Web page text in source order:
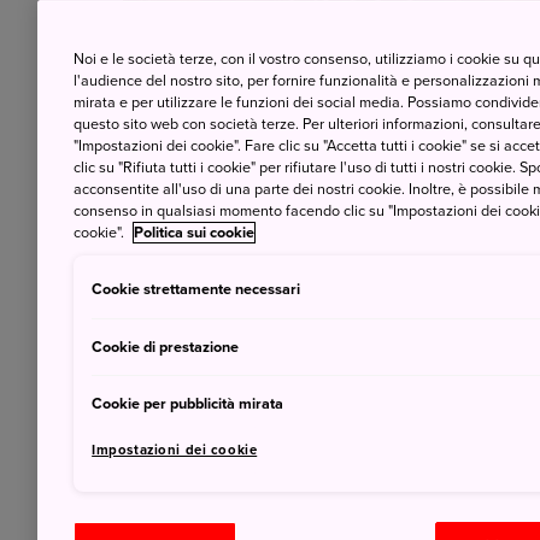
L’arteopen airè fruibile in tutto il Giappone,
I musei all'aperto hanno un fascino da
sorprendere da opere che spuntano
decorano perfettamente il paesaggio.
per tornare alla natura e allo stesso
lasciano spazio al movimento e
Noi e le società terze, con il vostro consenso, utilizziamo i cookie su
l'audience del nostro sito, per fornire funzionalità e personalizzazioni
mirata e per utilizzare le funzioni dei social media. Possiamo
questo sito web con società terze. Per ulteriori informazioni,
"Impostazioni dei cookie". Fare clic su "Accetta tutti i cookie" se si
clic su "Rifiuta tutti i cookie" per rifiutare l'uso di tutti i nostri cookie.
acconsentite all'uso di una parte dei nostri cookie. Inoltre, è possibile
consenso in qualsiasi momento facendo clic su "Impostazioni dei
cookie". Politica sui cookie
Cookie strettamente necessari
Cookie di prestazione
Cookie per pubblicità mirata
Impostazioni dei cookie